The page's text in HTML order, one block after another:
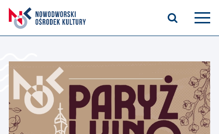
Kasyno Oficerskie
Bilety